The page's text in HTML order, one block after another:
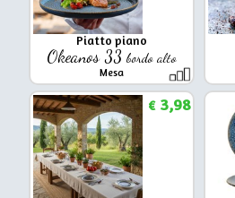
Piatto piano
Okeanos 33 bordo alto
Mesa
€3,98